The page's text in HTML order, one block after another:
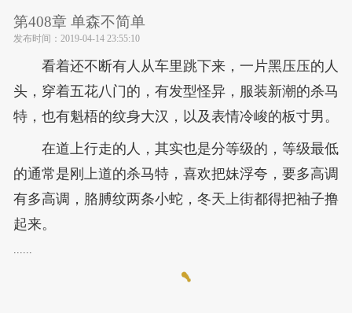
第408章 单森不简单
发布时间： 2019-04-14 23:55:10
看着还不断有人从车里跳下来，一片黑压压的人
头，穿着五花八门的，有发型怪异，服装新潮的杀马
特，也有魁梧的纹身大汉，以及表情冷峻的板寸男。
在道上行走的人，其实也是分等级的，等级最低
的通常是刚上道的杀马特，喜欢把妹浮夸，要多高调
有多高调，胳膊纹两条小蛇，冬天上街都得把袖子撸
起来。
......